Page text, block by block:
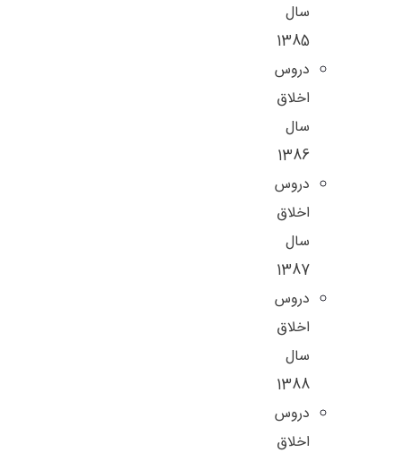
سال
1385
دروس
اخلاق
سال
1386
دروس
اخلاق
سال
1387
دروس
اخلاق
سال
1388
دروس
اخلاق